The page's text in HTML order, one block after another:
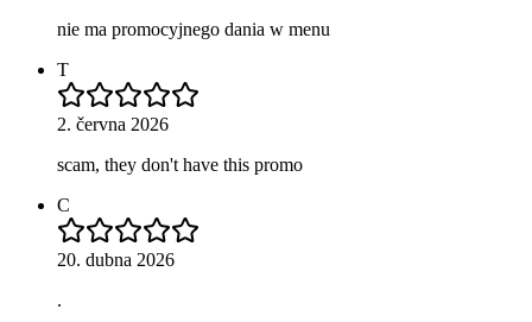
nie ma promocyjnego dania w menu
T
2. června 2026
scam, they don't have this promo
C
20. dubna 2026
.